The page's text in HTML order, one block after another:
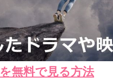
無料で見る方法